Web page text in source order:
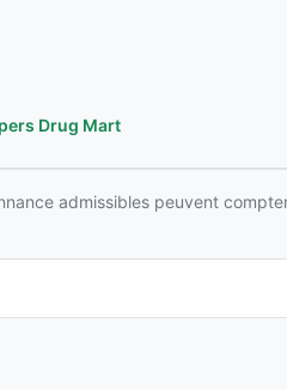
Drug Mart
admissibles peuvent